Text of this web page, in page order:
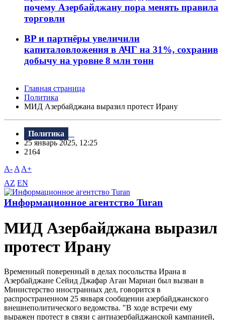
почему Азербайджану пора менять правила
торговли
BP и партнёры увеличили
капиталовложения в АЧГ на 31%, сохранив
добычу на уровне 8 млн тонн
Главная страница
Политика
МИД Азербайджана выразил протест Ирану
Политика
25 январь 2025, 12:25
2164
A- A A+
AZ EN
Информационное агентство Turan
МИД Азербайджана выразил
протест Ирану
Временный поверенный в делах посольства Ирана в
Азербайджане Сейид Джафар Агаи Мариан был вызван в
Министерство иностранных дел, говорится в
распространенном 25 января сообщении азербайджанского
внешнеполитического ведомства. "В ходе встречи ему
выражен протест в связи с антиазербайджанской кампанией,